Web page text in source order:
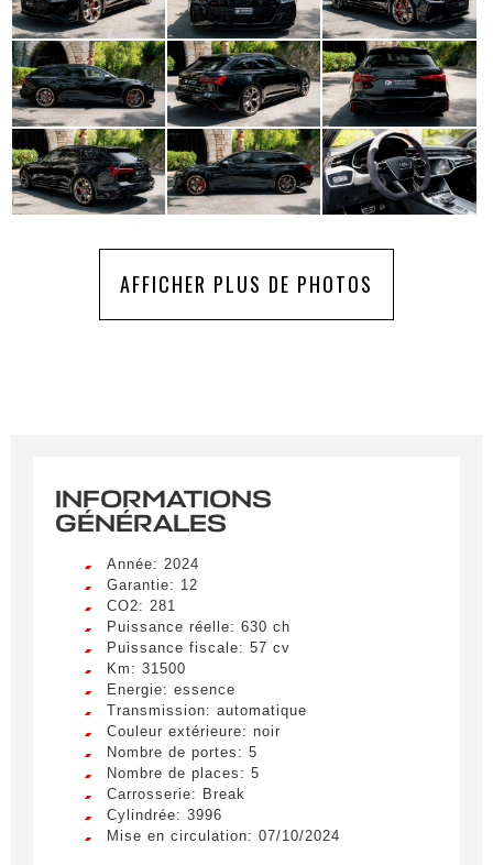
Créer une alerte
Remplissez le formulaire ci-dessous pour recevoir
AFFICHER PLUS DE PHOTOS
INFORMATIONS
GÉNÉRALES
Année: 2024
Garantie: 12
CO2: 281
Puissance réelle: 630 ch
Puissance fiscale: 57 cv
Km: 31500
Energie: essence
Transmission: automatique
Couleur extérieure: noir
Nombre de portes: 5
Nombre de places: 5
Carrosserie: Break
Cylindrée: 3996
Mise en circulation: 07/10/2024